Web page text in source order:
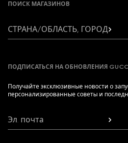
ПОИСК МАГАЗИНОВ
СТРАНА/ОБЛАСТЬ, ГОРОД
ПОДПИСАТЬСЯ НА ОБНОВЛЕНИЯ
Получайте эксклюзивные новости о
персонализированные советы и
Эл. почта